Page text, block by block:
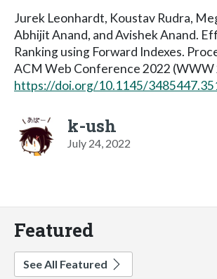
Jurek Leonhardt, Koustav Rudra,
Abhijit Anand, and Avishek Anand.
Ranking using Forward Indexes.
ACM Web Conference 2022 (WWW
https://doi.org/10.1145/
k-ush
July 24, 2022
Featured
See All Featured